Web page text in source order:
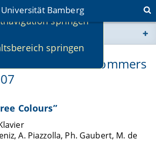
springen
springen
Universität Bamberg
bamberg.de
bamberg.de
fis.uni-bamberg.de
Universität im Sommers
Colours”
A. Piazzolla, Ph. Gaubert, M. de